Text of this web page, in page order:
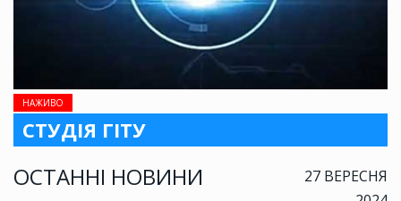
НАЖИВО
СТУДІЯ ГІТУ
ОСТАННІ НОВИНИ
27 ВЕРЕСНЯ